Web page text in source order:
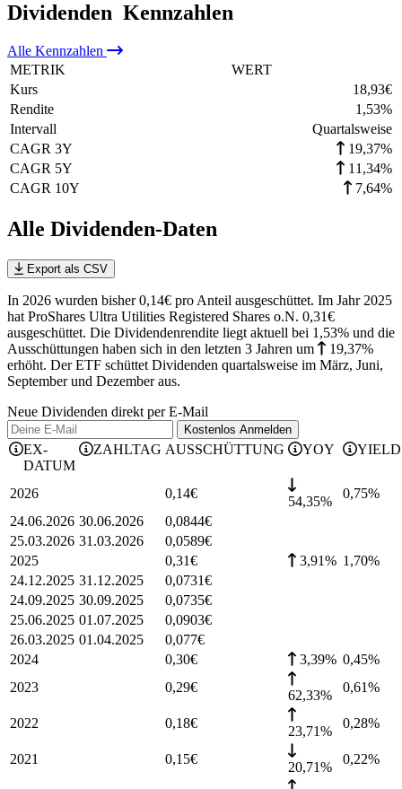
Dividenden Kennzahlen
Alle Kennzahlen
METRIK
WERT
Kurs
18,93€
Rendite
1,53%
Intervall
Quartalsweise
CAGR 3Y
19,37%
CAGR 5Y
11,34%
CAGR 10Y
7,64%
Alle Dividenden-Daten
Export als CSV
In 2026 wurden bisher 0,14€ pro Anteil ausgeschüttet. Im Jahr 2025
hat ProShares Ultra Utilities Registered Shares o.N. 0,31€
ausgeschüttet. Die Dividendenrendite liegt aktuell bei 1,53% und die
Ausschüttungen haben sich in den letzten 3 Jahren um
19,37%
erhöht. Der ETF schüttet Dividenden quartalsweise im März, Juni,
September und Dezember aus.
Neue Dividenden direkt per E-Mail
Kostenlos Anmelden
EX-
DATUM
ZAHLTAG AUSSCHÜTTUNG YOY YIELD
2026 0,14€
54,35%
0,75%
24.06.2026 30.06.2026 0,0844€
25.03.2026 31.03.2026 0,0589€
2025
0,31€ 3,91% 1,70%
24.12.2025 31.12.2025 0,0731€
24.09.2025 30.09.2025 0,0735€
25.06.2025 01.07.2025 0,0903€
26.03.2025 01.04.2025 0,077€
2024
0,30€ 3,39% 0,45%
2023
0,29€
62,33%
0,61%
2022 0,18€
23,71%
0,28%
2021 0,15€
20,71%
0,22%